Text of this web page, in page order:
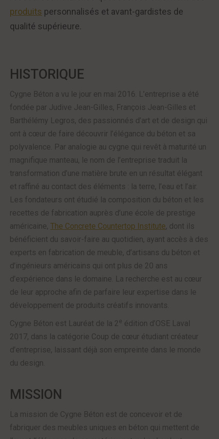
produits personnalisés et avant-gardistes de
qualité supérieure.
HISTORIQUE
Cygne Béton a vu le jour en mai 2016. L’entreprise a été
fondée par Judive Jean-Gilles, François Jean-Gilles et
Barthélémy Legros, des passionnés d’art et de design qui
ont à cœur de faire découvrir l’élégance du béton et sa
polyvalence. Par analogie au cygne qui revêt à maturité un
magnifique manteau, le nom de l’entreprise traduit la
transformation d’une matière brute en un résultat élégant
et raffiné au contact des éléments : la terre, l’eau et l’air.
Les fondateurs ont étudié la composition du béton et les
recettes de fabrication auprès d’une école de prestige
américaine, The Concrete Countertop Institute, dont ils
bénéficient du savoir-faire au quotidien, ayant accès à des
experts en fabrication de meuble, d’artisans du béton et
d’ingénieurs américains qui ont plus de 20 ans
d’expérience dans le domaine. La recherche est au cœur
de leur approche afin de parfaire leur expertise dans le
développement de produits créatifs innovants.
Cygne Béton est Lauréat de la 2 e édition d’OSE Laval
2017, dans la catégorie Coup de cœur étudiant créateur
d’entreprise, laissant déjà son empreinte dans le monde
du design.
MISSION
La mission de Cygne Béton est de concevoir et de
fabriquer des meubles uniques en béton qui mettent de